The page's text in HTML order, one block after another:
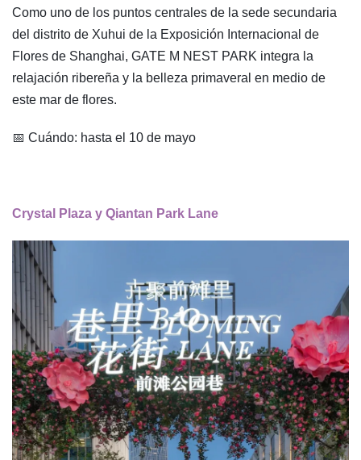
Como uno de los puntos centrales de la sede secundaria
del distrito de Xuhui de la Exposición Internacional de
Flores de Shanghai, GATE M NEST PARK integra la
relajación ribereña y la belleza primaveral en medio de
este mar de flores.
📅 Cuándo: hasta el 10 de mayo
Crystal Plaza y Qiantan Park Lane